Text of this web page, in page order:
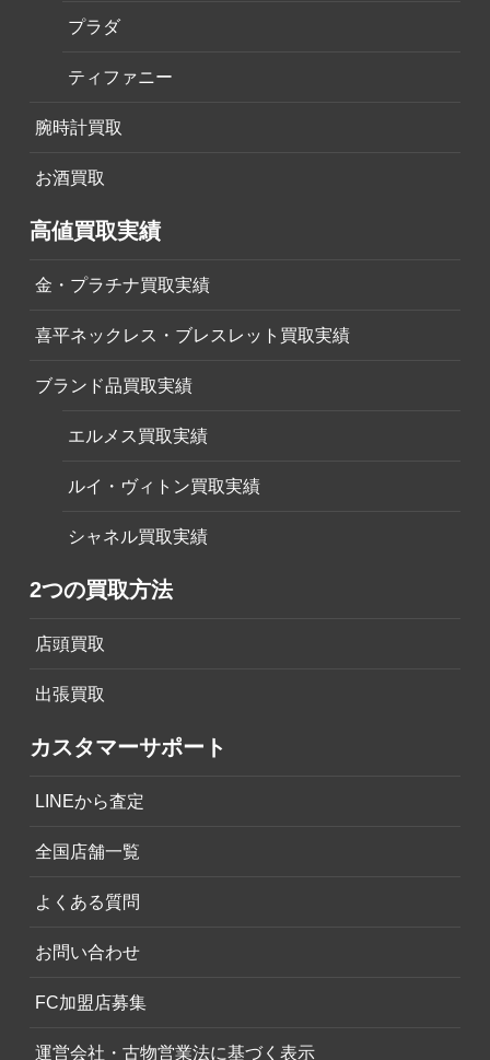
プラダ
ティファニー
腕時計買取
お酒買取
高値買取実績
金・プラチナ買取実績
喜平ネックレス・ブレスレット買取実績
ブランド品買取実績
エルメス買取実績
ルイ・ヴィトン買取実績
シャネル買取実績
2つの買取方法
店頭買取
出張買取
カスタマーサポート
LINEから査定
全国店舗一覧
よくある質問
お問い合わせ
FC加盟店募集
運営会社・古物営業法に基づく表示